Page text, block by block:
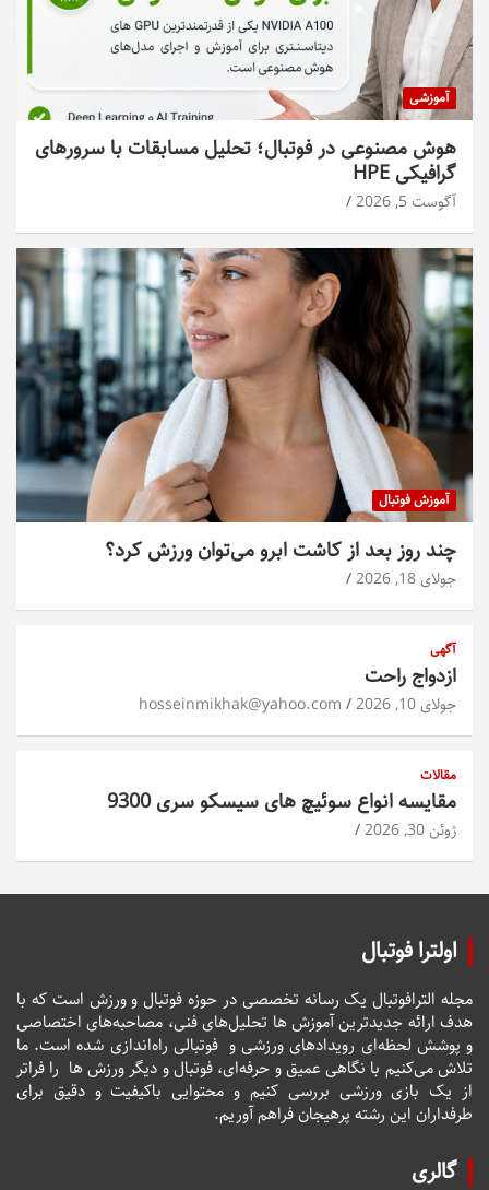
آموزشی
هوش مصنوعی در فوتبال؛ تحلیل مسابقات با سرورهای
گرافیکی HPE
آگوست 5, 2026
آموزش فوتبال
چند روز بعد از کاشت ابرو می‌توان ورزش کرد؟
جولای 18, 2026
آگهی
ازدواج راحت
جولای 10, 2026 hosseinmikhak@yahoo.com
مقالات
مقایسه انواع سوئیچ های سیسکو سری 9300
ژوئن 30, 2026
اولترا فوتبال
مجله الترافوتبال یک رسانه تخصصی در حوزه فوتبال و ورزش است که با
هدف ارائه جدیدترین آموزش ها تحلیل‌های فنی، مصاحبه‌های اختصاصی
و پوشش لحظه‌ای رویدادهای ورزشی و فوتبالی راه‌اندازی شده است. ما
تلاش می‌کنیم با نگاهی عمیق و حرفه‌ای، فوتبال و دیگر ورزش ها را فراتر
از یک بازی ورزشی بررسی کنیم و محتوایی باکیفیت و دقیق برای
طرفداران این رشته پرهیجان فراهم آوریم.
گالری